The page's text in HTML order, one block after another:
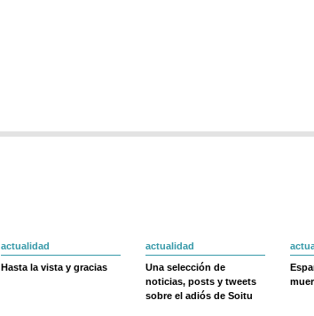
actualidad
Hasta la vista y gracias
actualidad
Una selección de
noticias, posts y tweets
sobre el adiós de Soitu